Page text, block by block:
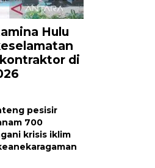
Hulu
di
pesisir
700
krisis iklim